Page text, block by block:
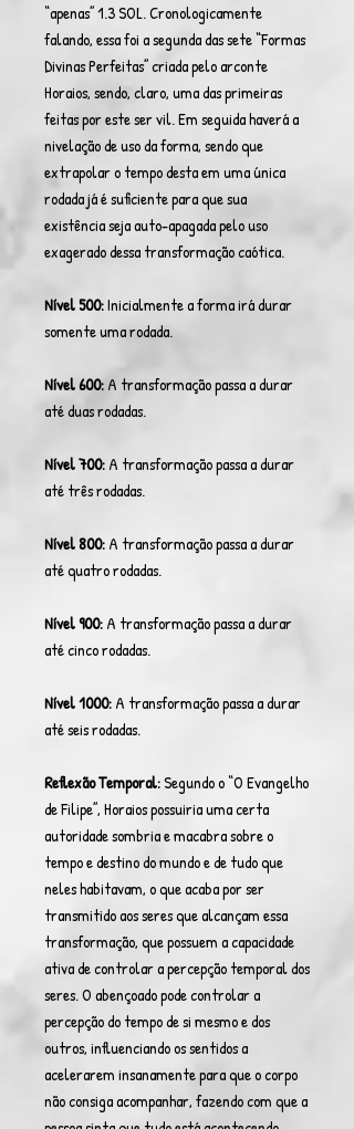
“apenas” 1.3 SOL. Cronologicamente
falando, essa foi a segunda das sete “Formas
Divinas Perfeitas” criada pelo arconte
Horaios, sendo, claro, uma das primeiras
feitas por este ser vil. Em seguida haverá a
nivelação de uso da forma, sendo que
extrapolar o tempo desta em uma única
rodada já é suficiente para que sua
existência seja auto-apagada pelo uso
exagerado dessa transformação caótica.
Nível 500:Inicialmente a forma irá durar
somente uma rodada.
Nível 600:A transformação passa a durar
até duas rodadas.
Nível 700:A transformação passa a durar
até três rodadas.
Nível 800:A transformação passa a durar
até quatro rodadas.
Nível 900:A transformação passa a durar
até cinco rodadas.
Nível 1000:A transformação passa a durar
até seis rodadas.
Reflexão Temporal:Segundo o “O Evangelho
de Filipe”, Horaios possuiria uma certa
autoridade sombria e macabra sobre o
tempo e destino do mundo e de tudo que
neles habitavam, o que acaba por ser
transmitido aos seres que alcançam essa
transformação, que possuem a capacidade
ativa de controlar a percepção temporal dos
seres. O abençoado pode controlar a
percepção do tempo de si mesmo e dos
outros, influenciando os sentidos a
acelerarem insanamente para que o corpo
não consiga acompanhar, fazendo com que a